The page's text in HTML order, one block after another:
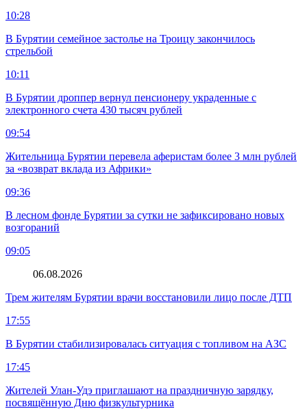
10:28
В Бурятии семейное застолье на Троицу закончилось
стрельбой
10:11
В Бурятии дроппер вернул пенсионеру украденные с
электронного счета 430 тысяч рублей
09:54
Жительница Бурятии перевела аферистам более 3 млн рублей
за «возврат вклада из Африки»
09:36
В лесном фонде Бурятии за сутки не зафиксировано новых
возгораний
09:05
06.08.2026
Трем жителям Бурятии врачи восстановили лицо после ДТП
17:55
В Бурятии стабилизировалась ситуация с топливом на АЗС
17:45
Жителей Улан-Удэ приглашают на праздничную зарядку,
посвящённую Дню физкультурника